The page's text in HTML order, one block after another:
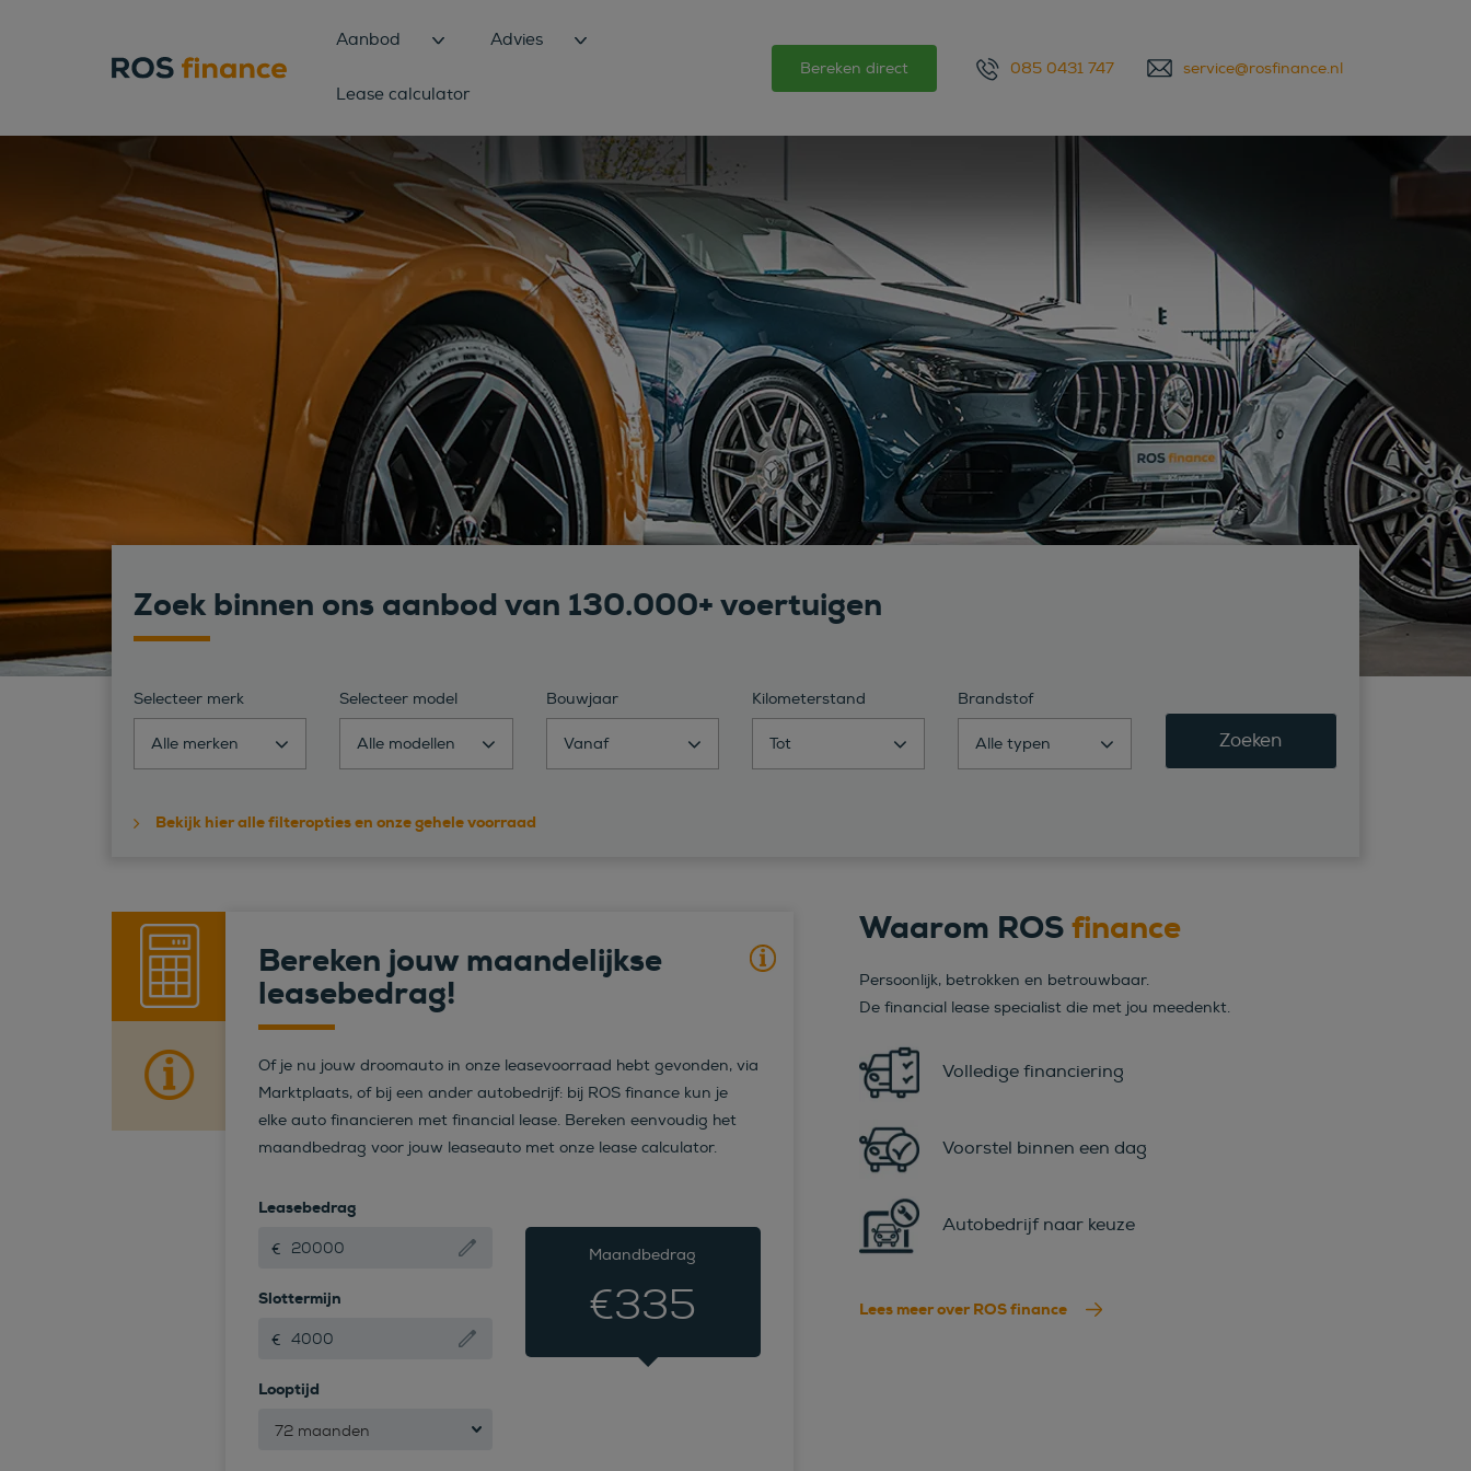
Aanbod Advies
Lease calculator
Bereken direct 085 0431 747 service@rosfinance.nl
Zoek binnen ons aanbod van 130.000+ voertuigen
Selecteer merk
Alle merken
Selecteer model
Alle modellen
Bouwjaar
Vanaf
Kilometerstand
Tot
Brandstof
Alle typen Zoeken
Bekijk hier alle filteropties en onze gehele voorraad
Bereken jouw maandelijkse
leasebedrag!
Of je nu jouw droomauto in onze leasevoorraad hebt gevonden, via
Marktplaats, of bij een ander autobedrijf: bij ROS finance kun je
elke auto financieren met financial lease. Bereken eenvoudig het
maandbedrag voor jouw leaseauto met onze lease calculator.
Leasebedrag
Slottermijn
Looptijd
72 maanden
Maandbedrag
€335
Waarom ROSfinance
Persoonlijk, betrokken en betrouwbaar.
De financial lease specialist die met jou meedenkt.
Volledige financiering
Voorstel binnen een dag
Autobedrijf naar keuze
Lees meer over ROS finance